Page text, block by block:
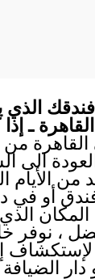
الذي
ـ
القاهرة من
الى
من الأيام
أو في
، نوفر
لإستكشاف